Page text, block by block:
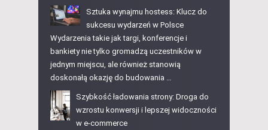
Sztuka wynajmu hostess: Klucz do
sukcesu wydarzeń w Polsce
Wydarzenia takie jak targi, konferencje i
bankiety nie tylko gromadzą uczestników w
jednym miejscu, ale również stanowią
doskonałą okazję do budowania …
Szybkość ładowania strony: Droga do
wzrostu konwersji i lepszej widoczności
w e-commerce